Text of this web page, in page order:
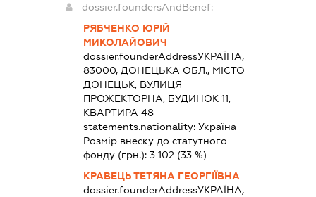
dossier.foundersAndBenef:
РЯБЧЕНКО ЮРІЙ
МИКОЛАЙОВИЧ
dossier.founderAddressУКРАЇНА,
83000, ДОНЕЦЬКА ОБЛ., МІСТО
ДОНЕЦЬК, ВУЛИЦЯ
ПРОЖЕКТОРНА, БУДИНОК 11,
КВАРТИРА 48
statements.nationality: Україна
Розмір внеску до статутного
фонду (грн.): 3 102 (33 %)
КРАВЕЦЬ ТЕТЯНА ГЕОРГІЇВНА
dossier.founderAddressУКРАЇНА,